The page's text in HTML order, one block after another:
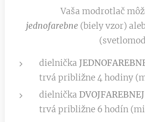
Vaša modrotlač
jednofarebne (biely vzor)
dielnička
trvá približne 4 hodiny
dielnička DVOJFAREBNEJ
trvá približne 6 hodín